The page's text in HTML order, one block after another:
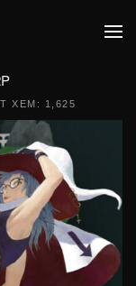
XEM: 1,625